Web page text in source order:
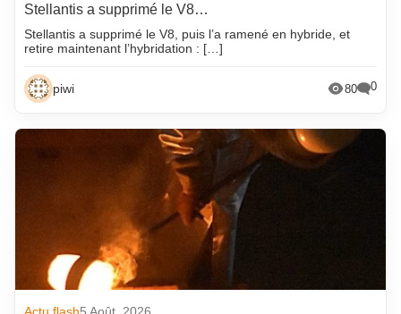
Stellantis a supprimé le V8…
Stellantis a supprimé le V8, puis l’a ramené en hybride, et
retire maintenant l’hybridation : […]
piwi 80 0